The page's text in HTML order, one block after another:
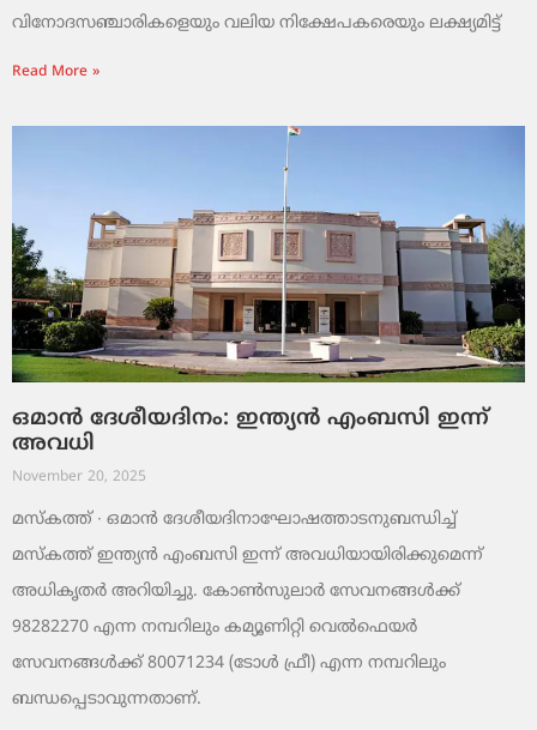
വിനോദസഞ്ചാരികളെയും വലിയ നിക്ഷേപകരെയും ലക്ഷ്യമിട്ട്
Read More »
ഒമാൻ ദേശീയദിനം: ഇന്ത്യൻ എംബസി ഇന്ന്
അവധി
November 20, 2025
മസ്‌കത്ത് ∙ ഒമാൻ ദേശീയദിനാഘോഷത്താടനുബന്ധിച്ച്
മസ്‌കത്ത് ഇന്ത്യൻ എംബസി ഇന്ന് അവധിയായിരിക്കുമെന്ന്
അധികൃതർ അറിയിച്ചു. കോൺസുലാർ സേവനങ്ങൾക്ക്
98282270 എന്ന നമ്പറിലും കമ്യൂണിറ്റി വെൽഫെയർ
സേവനങ്ങൾക്ക് 80071234 (ടോൾ ഫ്രീ) എന്ന നമ്പറിലും
ബന്ധപ്പെടാവുന്നതാണ്.